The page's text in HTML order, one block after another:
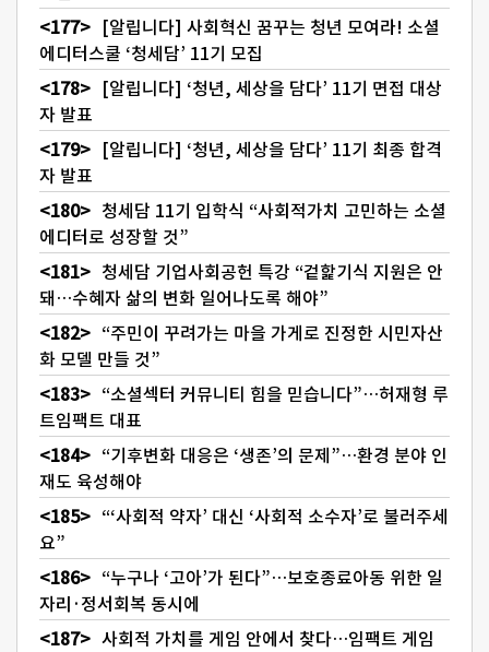
[알립니다] 사회혁신 꿈꾸는 청년 모여라! 소셜
에디터스쿨 ‘청세담’ 11기 모집
[알립니다] ‘청년, 세상을 담다’ 11기 면접 대상
자 발표
[알립니다] ‘청년, 세상을 담다’ 11기 최종 합격
자 발표
청세담 11기 입학식 “사회적가치 고민하는 소셜
에디터로 성장할 것”
청세담 기업사회공헌 특강 “겉핥기식 지원은 안
돼…수혜자 삶의 변화 일어나도록 해야”
“주민이 꾸려가는 마을 가게로 진정한 시민자산
화 모델 만들 것”
“소셜섹터 커뮤니티 힘을 믿습니다”…허재형 루
트임팩트 대표
“기후변화 대응은 ‘생존’의 문제”…환경 분야 인
재도 육성해야
“‘사회적 약자’ 대신 ‘사회적 소수자’로 불러주세
요”
“누구나 ‘고아’가 된다”…보호종료아동 위한 일
자리·정서회복 동시에
사회적 가치를 게임 안에서 찾다…임팩트 게임